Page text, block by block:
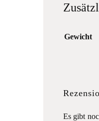
Gewicht
Es gibt